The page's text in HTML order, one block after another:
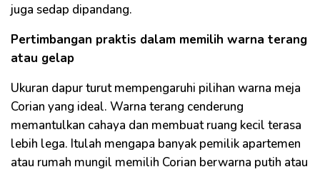
juga sedap dipandang.
Pertimbangan praktis dalam memilih warna terang
atau gelap
Ukuran dapur turut mempengaruhi pilihan warna meja
Corian yang ideal. Warna terang cenderung
memantulkan cahaya dan membuat ruang kecil terasa
lebih lega. Itulah mengapa banyak pemilik apartemen
atau rumah mungil memilih Corian berwarna putih atau